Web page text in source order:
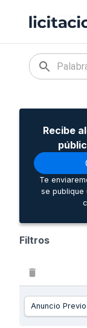
Recibe
Te
se publique
Filtros
Anuncio Previo